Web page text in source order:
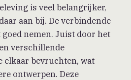
is veel belangrijker,
aan bij. De verbindende
nemen. Juist door het
verschillende
elkaar bevruchten, wat
ontwerpen. Deze